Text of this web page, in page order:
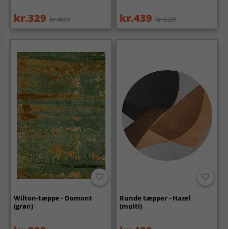
kr.329 kr.439 kr.439 kr.629
Wilton-tæppe - Domont
(grøn)
Runde tæpper - Hazel
(multi)